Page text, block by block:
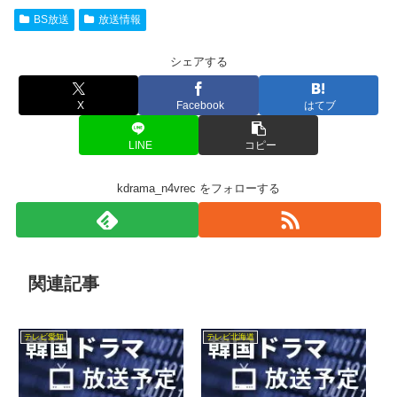
BS放送 放送情報
シェアする
X Facebook はてブ
LINE コピー
kdrama_n4vrec をフォローする
関連記事
テレビ愛知 テレビ北海道